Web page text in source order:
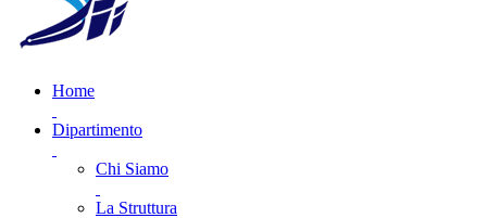
Home
Dipartimento
Chi Siamo
La Struttura